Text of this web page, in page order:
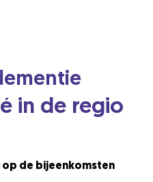
in de regio
op de bijeenkomsten